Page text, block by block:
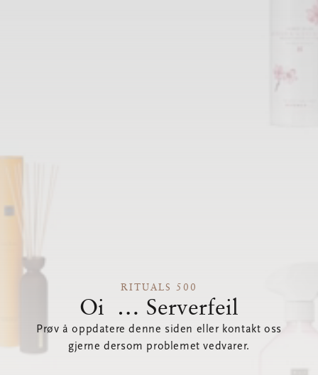
RITUALS 500
Oi … Serverfeil
Prøv å oppdatere denne siden eller kontakt oss
gjerne dersom problemet vedvarer.